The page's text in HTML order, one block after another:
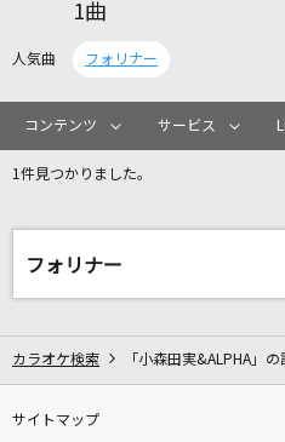
カラオケ
Ado
FREEDOM
1曲
人気曲 フォリナー
コンテンツ サービス
1件見つかりました。
フォリナー
カラオケ検索 「小森田実&ALPHA」の
サイトマップ